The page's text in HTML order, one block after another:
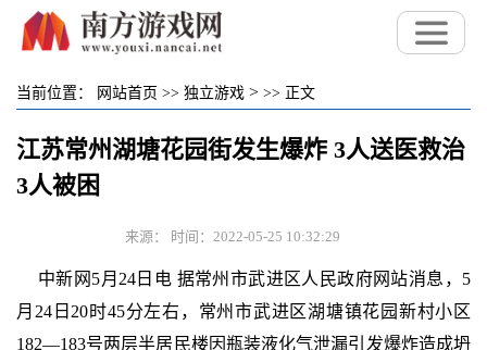
当前位置： 网站首页 >> 独立游戏 > >> 正文
江苏常州湖塘花园街发生爆炸 3人送医救治
3人被困
来源： 时间：2022-05-25 10:32:29
中新网5月24日电 据常州市武进区人民政府网站消息，5
月24日20时45分左右，常州市武进区湖塘镇花园新村小区
182—183号两层半居民楼因瓶装液化气泄漏引发爆炸造成坍